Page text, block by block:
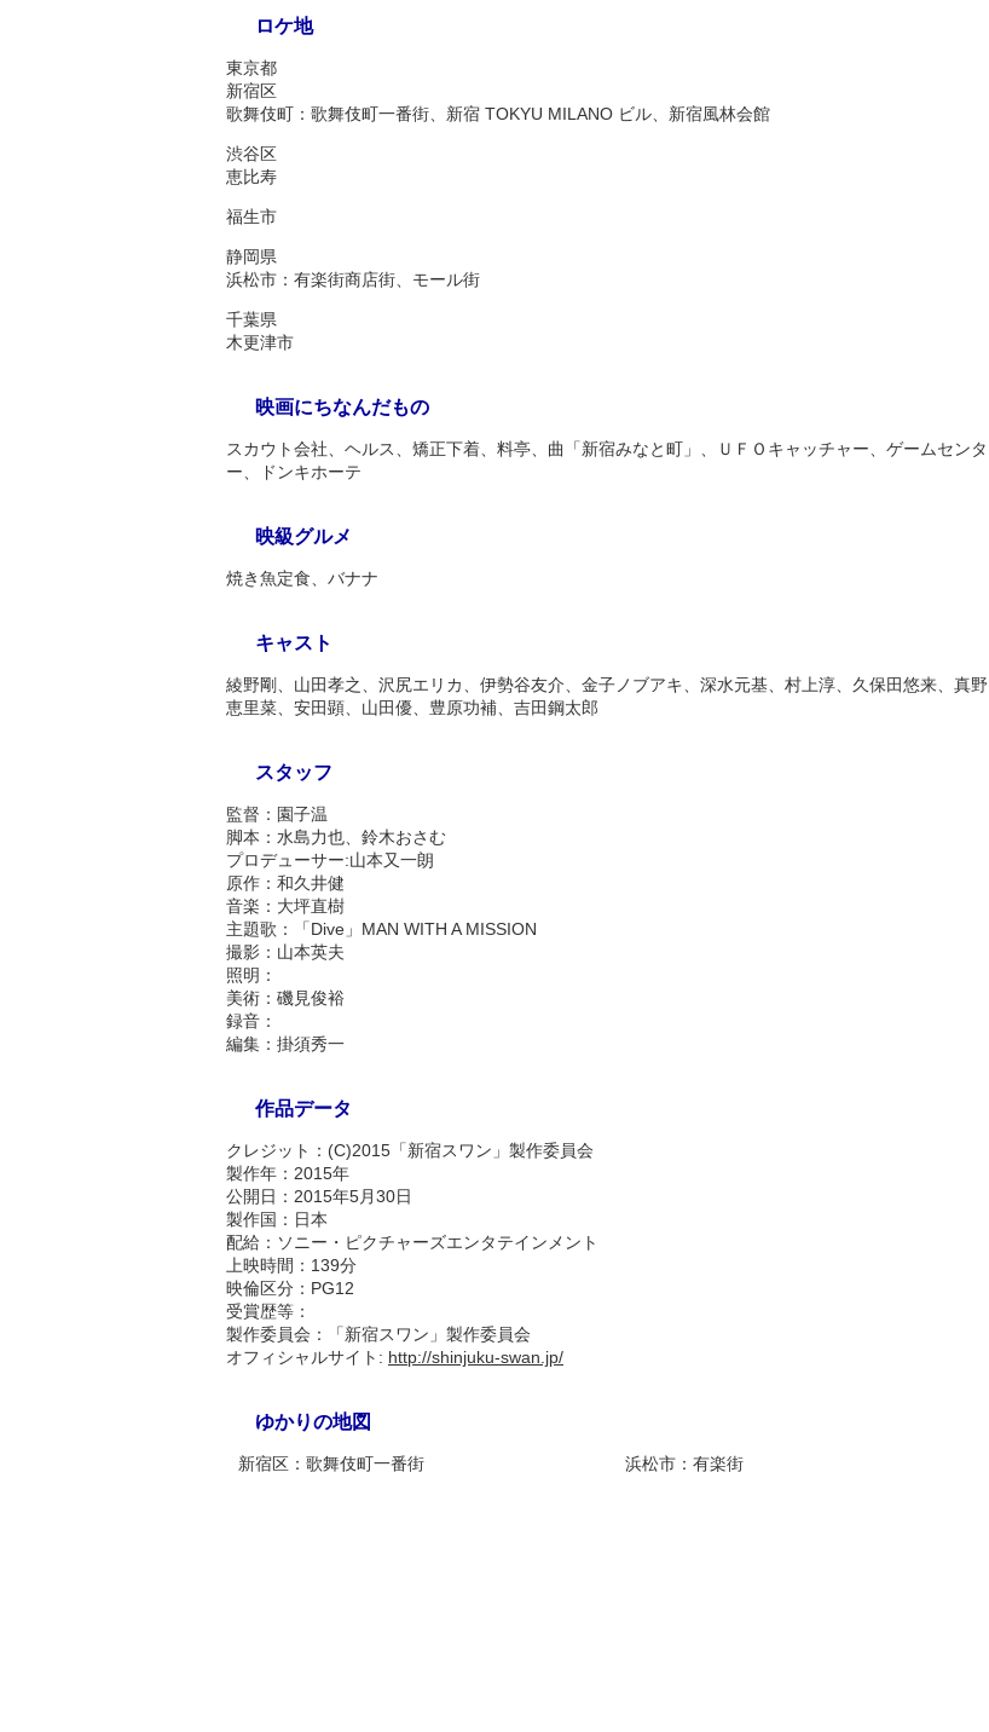
ロケ地
東京都
新宿区
歌舞伎町：歌舞伎町一番街、新宿 TOKYU MILANO ビル、新宿風林会館
渋谷区
恵比寿
福生市
静岡県
浜松市：有楽街商店街、モール街
千葉県
木更津市
映画にちなんだもの
スカウト会社、ヘルス、矯正下着、料亭、曲「新宿みなと町」、ＵＦＯキャッチャー、ゲームセンタ
ー、ドンキホーテ
映級グルメ
焼き魚定食、バナナ
キャスト
綾野剛、山田孝之、沢尻エリカ、伊勢谷友介、金子ノブアキ、深水元基、村上淳、久保田悠来、真野
恵里菜、安田顕、山田優、豊原功補、吉田鋼太郎
スタッフ
監督：園子温
脚本：水島力也、鈴木おさむ
プロデューサー:山本又一朗
原作：和久井健
音楽：大坪直樹
主題歌：「Dive」MAN WITH A MISSION
撮影：山本英夫
照明：
美術：磯見俊裕
録音：
編集：掛須秀一
作品データ
クレジット：(C)2015「新宿スワン」製作委員会
製作年：2015年
公開日：2015年5月30日
製作国：日本
配給：ソニー・ピクチャーズエンタテインメント
上映時間：139分
映倫区分：PG12
受賞歴等：
製作委員会：「新宿スワン」製作委員会
オフィシャルサイト: http://shinjuku-swan.jp/
ゆかりの地図
新宿区：歌舞伎町一番街 浜松市：有楽街